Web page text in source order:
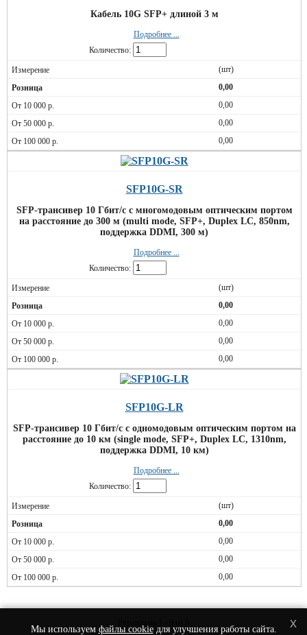
Мы используем файлы cookieдля улучшения работы сайта. x
Кабель 10G SFP+ длиной 3 м
Подробнее ...
Количество:
(шт)
0,00
0,00
0,00
0,00
SFP10G-SR
SFP-трансивер 10 Гбит/c с многомодовым оптическим портом
на расстояние до 300 м (multi mode, SFP+, Duplex LC, 850nm,
поддержка DDMI, 300 м)
Подробнее ...
Количество:
(шт)
0,00
0,00
0,00
0,00
SFP10G-LR
SFP-трансивер 10 Гбит/c с одномодовым оптическим портом на
расстояние до 10 км (single mode, SFP+, Duplex LC, 1310nm,
поддержка DDMI, 10 км)
Подробнее ...
Количество:
(шт)
0,00
0,00
0,00
0,00